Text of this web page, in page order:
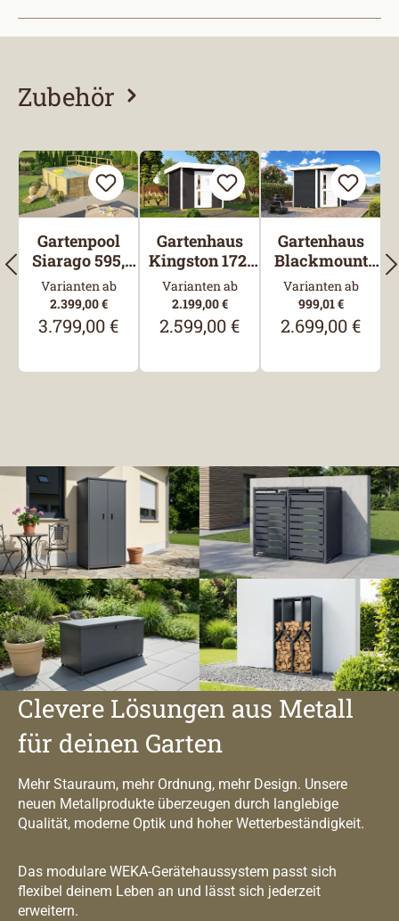
Zubehör
Gartenpool
Siarago 595,
416x309, Folie
Grau,
Filteranlage
Varianten ab
2.399,00 €
Regulärer Preis:
3.799,00 €
Gartenhaus
Kingston 172,
235x241,
Anthrazit
Varianten ab
2.199,00 €
Regulärer Preis:
2.599,00 €
Gartenhaus
Blackmount
Angle 229,
239x235,
Anthrazit
Varianten ab
999,01 €
Regulärer Preis:
2.699,00 €
Clevere Lösungen aus Metall
für deinen Garten
Mehr Stauraum, mehr Ordnung, mehr Design. Unsere
neuen Metallprodukte überzeugen durch langlebige
Qualität, moderne Optik und hoher Wetterbeständigkeit.
Das modulare WEKA-Gerätehaussystem passt sich
flexibel deinem Leben an und lässt sich jederzeit
erweitern.